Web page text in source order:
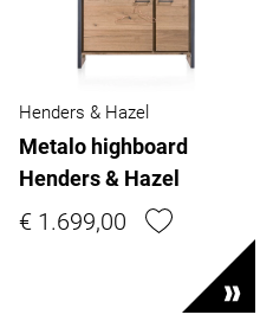
Henders & Hazel
Metalo highboard
Henders & Hazel
€ 1.699,00